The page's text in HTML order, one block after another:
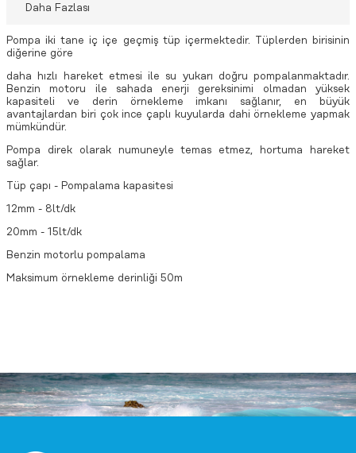
Daha Fazlası
Pompa iki tane iç içe geçmiş tüp içermektedir. Tüplerden birisinin
diğerine göre
daha hızlı hareket etmesi ile su yukarı doğru pompalanmaktadır.
Benzin motoru ile sahada enerji gereksinimi olmadan yüksek
kapasiteli ve derin örnekleme imkanı sağlanır, en büyük
avantajlardan biri çok ince çaplı kuyularda dahi örnekleme yapmak
mümkündür.
Pompa direk olarak numuneyle temas etmez, hortuma hareket
sağlar.
Tüp çapı - Pompalama kapasitesi
12mm - 8lt/dk
20mm - 15lt/dk
Benzin motorlu pompalama
Maksimum örnekleme derinliği 50m